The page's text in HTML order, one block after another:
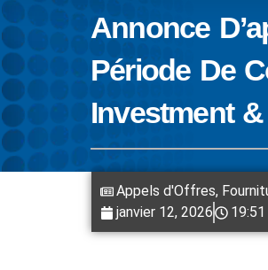
Annonce
Période De
Investment
Appels d'Offres,
janvier 12, 2026
19:51